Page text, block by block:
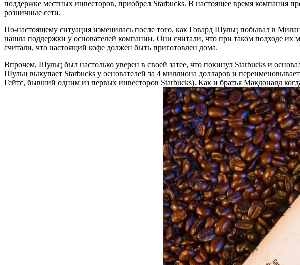
поддержке местных инвесторов, приобрел Starbucks. В настоящее время компания
розничные сети.
По-настоящему ситуация изменилась после того, как Говард Шульц побывал в
нашла поддержки у основателей компании. Они считали, что при таком подходе их
считали, что настоящий кофе должен быть приготовлен дома.
Впрочем, Шульц был настолько уверен в своей затее, что покинул Starbucks и
Шульц выкупает Starbucks у основателей за 4 миллиона долларов и
Гейтс, бывший одним из первых инвесторов Starbucks). Как и братья Макдоналд